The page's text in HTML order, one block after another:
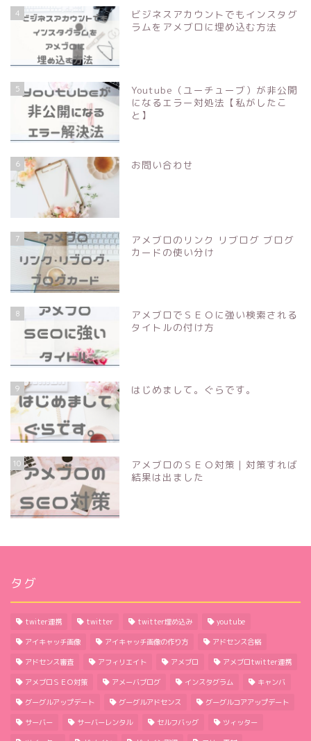
4
ビジネスアカウントでもインスタグ
ラムをアメブロに埋め込む方法
5
Youtube（ユーチューブ）が非公開
になるエラー対処法【私がしたこ
と】
6 お問い合わせ
7
アメブロのリンク リブログ ブログ
カードの使い分け
8
アメブロでＳＥＯに強い検索される
タイトルの付け方
9 はじめまして。ぐらです。
10
アメブロのＳＥＯ対策｜対策すれば
結果は出ました
タグ
twiter連携 twitter twitter埋め込み youtube
アイキャッチ画像 アイキャッチ画像の作り方 アドセンス合格
アドセンス審査 アフィリエイト アメブロ アメブロtwitter連携
アメブロＳＥＯ対策 アメーバブログ インスタグラム キャンバ
グーグルアップデート グーグルアドセンス グーグルコアアップデート
サーバー サーバーレンタル セルフバッグ ツィッター